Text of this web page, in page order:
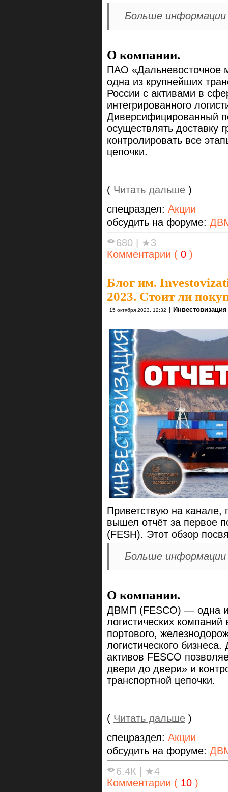
Больше информации
О компании.
ПАО «Дальневосточное
одна из крупнейших
России с активами в
интегрированного
Диверсифицированный
осуществлять доставку
контролировать все
цепочки.
( Читать дальше )
спецраздел: Акции
обсудить на форуме:
680 | ★3
Комментарии ( 0 )
Блог им.
2023. Стоит ли
15 октября 2023, 12:32 | Инвестовизация
Приветствую на
вышел отчёт за первое
(FESH). Этот обзор
Больше информации
О компании.
ДВМП (FESCO) — одна
логистических
портового,
логистического
активов FESCO
двери до двери» и
транспортной цепочки.
( Читать дальше )
спецраздел: Акции
обсудить на форуме:
6.4К | ★4
Комментарии ( 10 )